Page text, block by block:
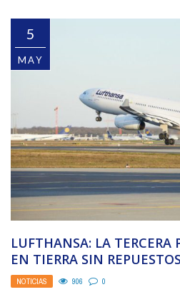
5
MAY
LUFTHANSA: LA TERCERA
EN TIERRA SIN REPUESTOS
NOTICIAS 906 0